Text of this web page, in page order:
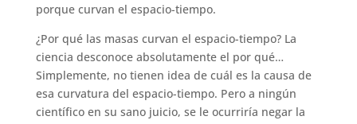
porque curvan el espacio-tiempo.
¿Por qué las masas curvan el espacio-tiempo? La
ciencia desconoce absolutamente el por qué…
Simplemente, no tienen idea de cuál es la causa de
esa curvatura del espacio-tiempo. Pero a ningún
científico en su sano juicio, se le ocurriría negar la